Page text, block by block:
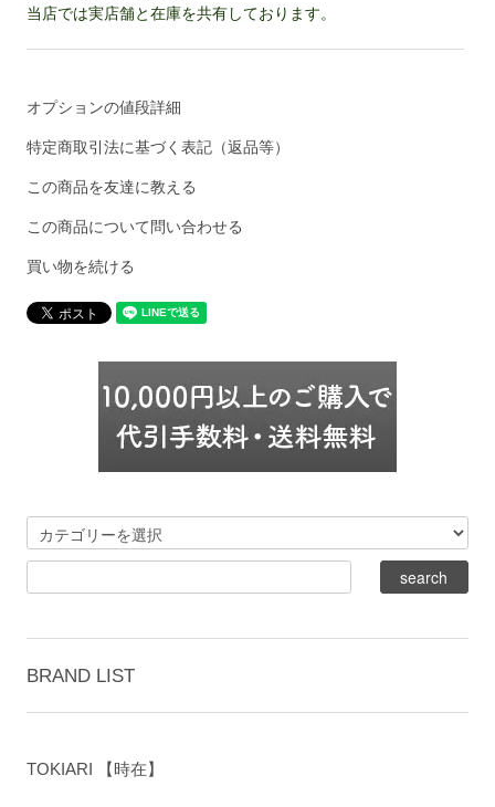
当店では実店舗と在庫を共有しております。
オプションの値段詳細
特定商取引法に基づく表記（返品等）
この商品を友達に教える
この商品について問い合わせる
買い物を続ける
BRAND LIST
TOKIARI 【時在】